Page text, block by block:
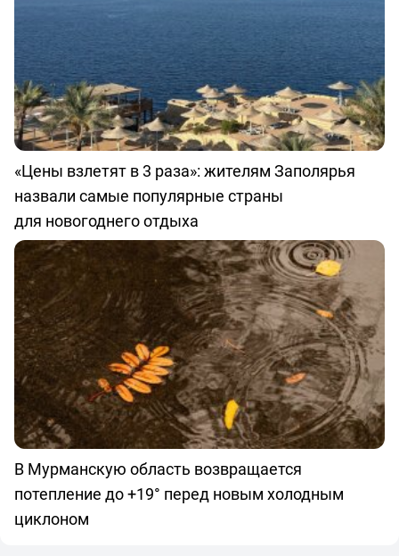
«Цены взлетят в 3 раза»: жителям Заполярья
назвали самые популярные страны
для новогоднего отдыха
В Мурманскую область возвращается
потепление до +19° перед новым холодным
циклоном